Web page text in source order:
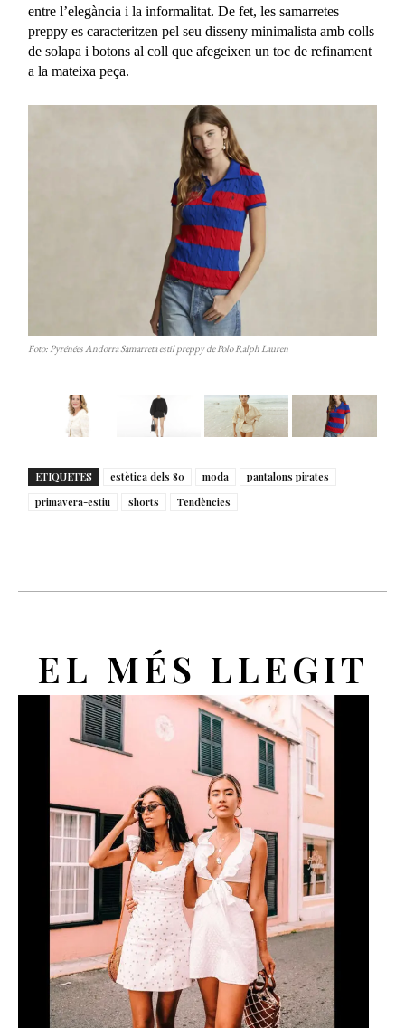
entre l’elegància i la informalitat. De fet, les samarretes
preppy es caracteritzen pel seu disseny minimalista amb colls
de solapa i botons al coll que afegeixen un toc de refinament
a la mateixa peça.
Foto: Pyrénées Andorra Samarreta estil preppy de Polo Ralph Lauren
ETIQUETES estètica dels 80 moda
pantalons pirates
primavera-estiu
shorts Tendències
EL MÉS LLEGIT